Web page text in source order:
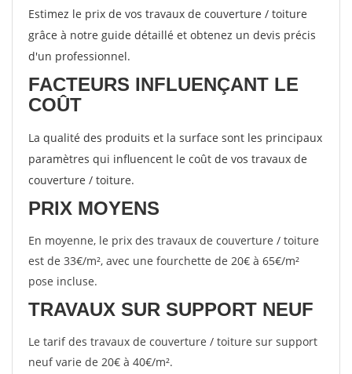
Estimez le prix de vos travaux de couverture / toiture
grâce à notre guide détaillé et obtenez un devis précis
d'un professionnel.
FACTEURS INFLUENÇANT LE
COÛT
La qualité des produits et la surface sont les principaux
paramètres qui influencent le coût de vos travaux de
couverture / toiture.
PRIX MOYENS
En moyenne, le prix des travaux de couverture / toiture
est de 33€/m², avec une fourchette de 20€ à 65€/m²
pose incluse.
TRAVAUX SUR SUPPORT NEUF
Le tarif des travaux de couverture / toiture sur support
neuf varie de 20€ à 40€/m².